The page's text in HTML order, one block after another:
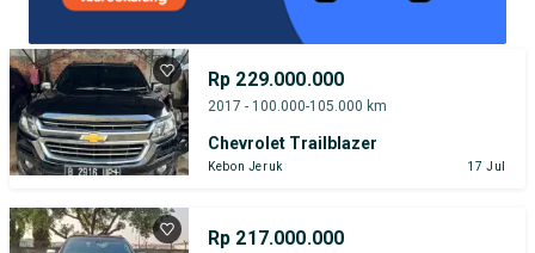
Rp 229.000.000
2017 - 100.000-105.000 km
Chevrolet Trailblazer
Kebon Jeruk 17 Jul
Rp 217.000.000